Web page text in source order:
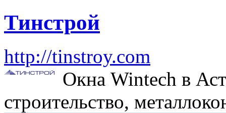
Тинстрой
http://tinstroy.com
Окна Wintech в
строительство,